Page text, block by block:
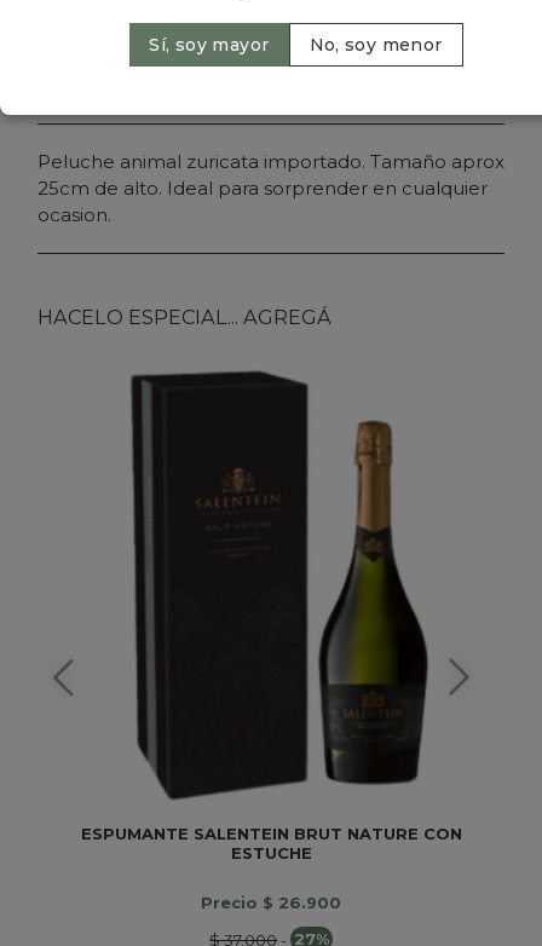
Agregar al carrito
Peluche animal zuricata importado. Tamaño aprox
25cm de alto. Ideal para sorprender en cualquier
ocasion.
HACELO ESPECIAL... AGREGÁ
ESPUMANTE SALENTEIN BRUT NATURE CON
ESTUCHE
Precio $ 26.900
$ 37.000- 27%